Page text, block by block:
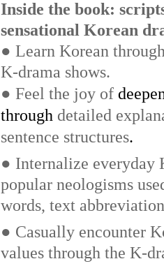
Inside the book:
sensational Korean
● Learn Korean
K-drama shows.
● Feel the joy of
through detailed
sentence structures.
● Internalize everyday
popular neologisms
words, text
● Casually encounter
values through the K-